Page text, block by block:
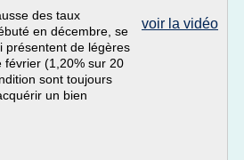
voir la vidéo
des taux
en décembre, se
présentent de légères
février (1,20% sur 20
sont toujours
un bien